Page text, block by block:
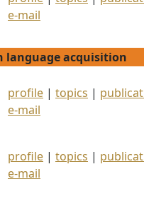
e-mail
language acquisition
profile | topics |
e-mail
profile | topics |
e-mail